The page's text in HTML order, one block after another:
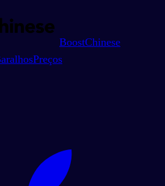
BoostChinese
Preços